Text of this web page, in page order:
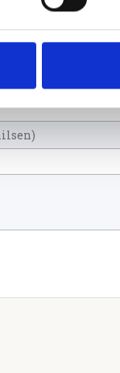
skrive et mindeord,
rose